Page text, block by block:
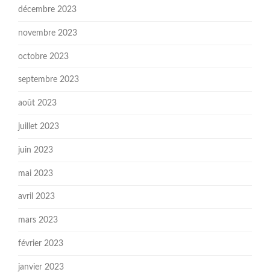
décembre 2023
novembre 2023
octobre 2023
septembre 2023
août 2023
juillet 2023
juin 2023
mai 2023
avril 2023
mars 2023
février 2023
janvier 2023